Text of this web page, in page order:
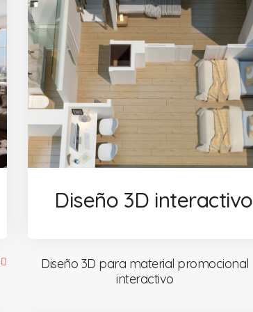
Diseño 3D interactivo
Diseño 3D para material promocional
interactivo